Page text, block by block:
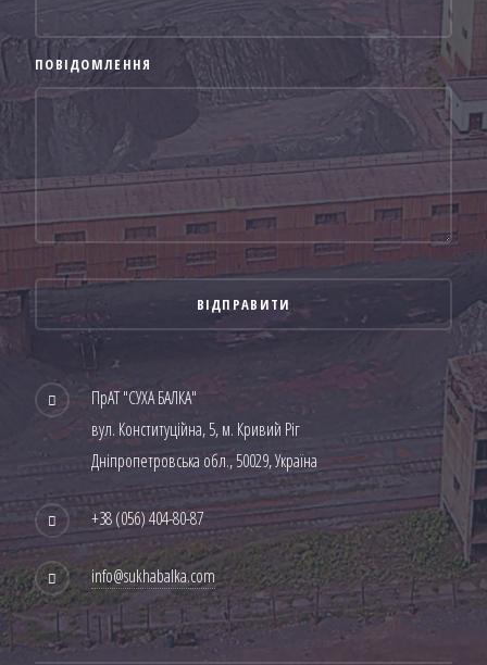
ПОВІДОМЛЕННЯ
ПрАТ "СУХА БАЛКА"
вул. Конституційна, 5, м. Кривий Ріг
Дніпропетровська обл., 50029, Україна
+38 (056) 404-80-87
info@sukhabalka.com